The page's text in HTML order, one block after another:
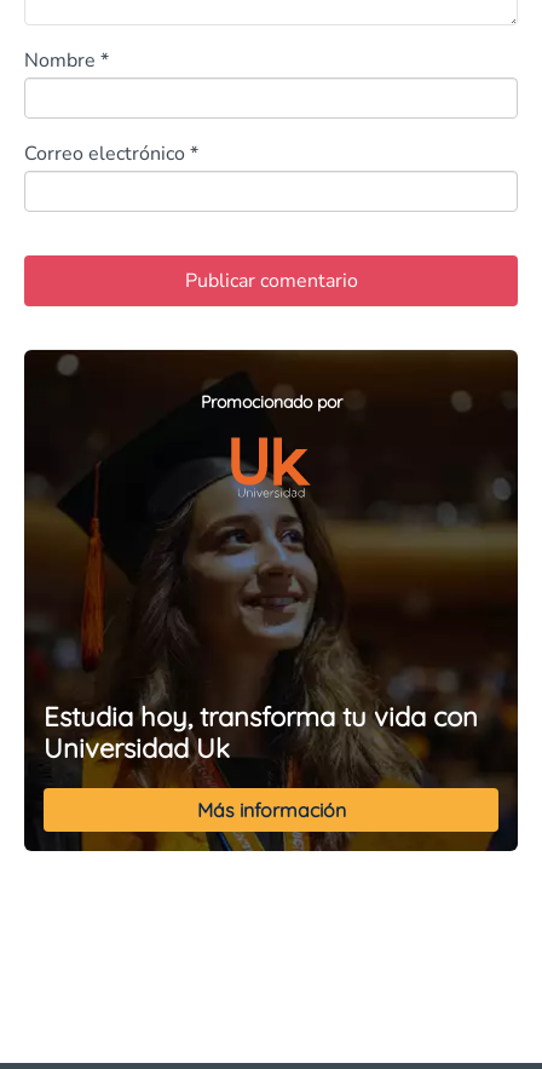
Promocionado por
Estudia hoy, transforma tu vida con
Universidad Uk
Más información
Nombre *
Correo electrónico *